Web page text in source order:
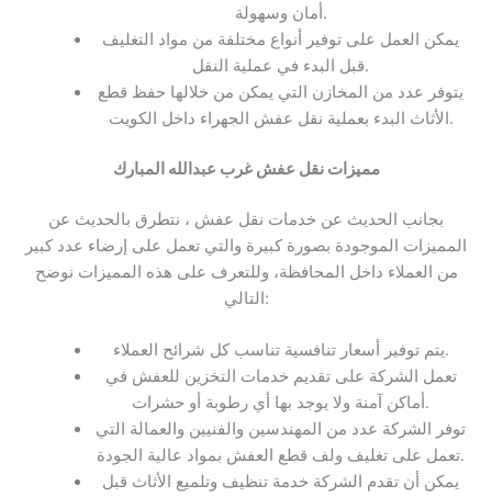
أمان وسهولة.
يمكن العمل على توفير أنواع مختلفة من مواد التغليف
قبل البدء في عملية النقل.
يتوفر عدد من المخازن التي يمكن من خلالها حفظ قطع
الأثاث البدء بعملية نقل عفش الجهراء داخل الكويت.
مميزاتنقل عفش غرب عبدالله المبارك
بجانب الحديث عن خدمات نقل عفش ، نتطرق بالحديث عن
المميزات الموجودة بصورة كبيرة والتي تعمل على إرضاء عدد كبير
من العملاء داخل المحافظة، وللتعرف على هذه المميزات نوضح
التالي:
يتم توفير أسعار تنافسية تناسب كل شرائح العملاء.
تعمل الشركة على تقديم خدمات التخزين للعفش في
أماكن آمنة ولا يوجد بها أي رطوبة أو حشرات.
توفر الشركة عدد من المهندسين والفنيين والعمالة التي
تعمل على تغليف ولف قطع العفش بمواد عالية الجودة.
يمكن أن تقدم الشركة خدمة تنظيف وتلميع الأثاث قبل